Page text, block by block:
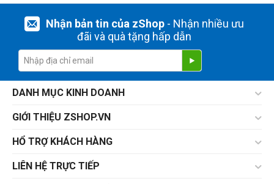
Nhận bản tin của zShop- Nhận nhiều ưu
đãi và quà tặng hấp dẫn
DANH MỤC KINH DOANH
GIỚI THIỆU ZSHOP.VN
HỔ TRỢ KHÁCH HÀNG
LIÊN HỆ TRỰC TIẾP